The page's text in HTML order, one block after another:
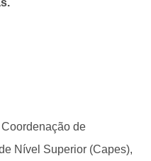
Coordenação de
Nível Superior (Capes),